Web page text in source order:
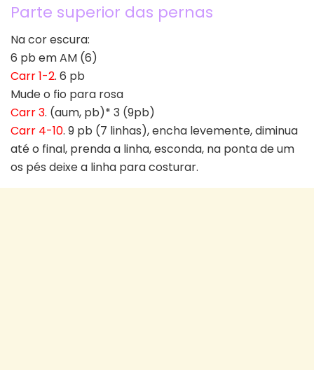
Parte superior das pernas
Na cor escura:
6 pb em AM (6)
Carr 1-2. 6 pb
Mude o fio para rosa
Carr 3. (aum, pb)* 3 (9pb)
Carr 4-10. 9 pb (7 linhas), encha levemente, diminua
até o final, prenda a linha, esconda, na ponta de um
os pés deixe a linha para costurar.